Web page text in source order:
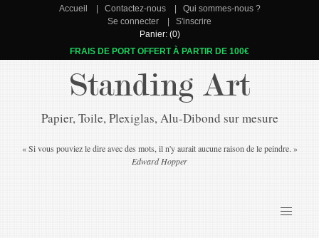
Accueil Contactez-nous
Qui sommes-nous ?
Se connecter
S'inscrire
Panier: (0)
FRAIS DE PORT OFFERT À PARTIR DE 100€
Standing Art
Papier, Toile, Plexiglas, Alu-Dibond sur mesure
« Si vous pouviez le dire avec des mots, il n'y aurait aucune raison de le peindre. »
Edward Hopper